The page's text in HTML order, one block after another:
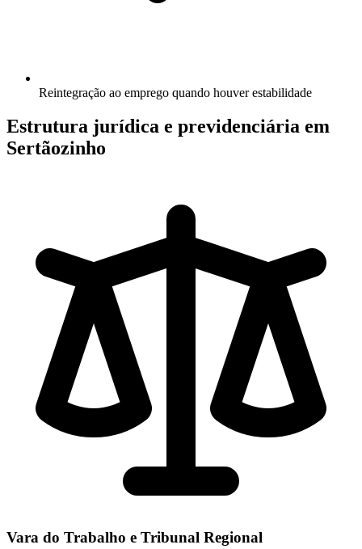
Reintegração ao emprego quando houver estabilidade
Estrutura jurídica e previdenciária em
Sertãozinho
Vara do Trabalho e Tribunal Regional